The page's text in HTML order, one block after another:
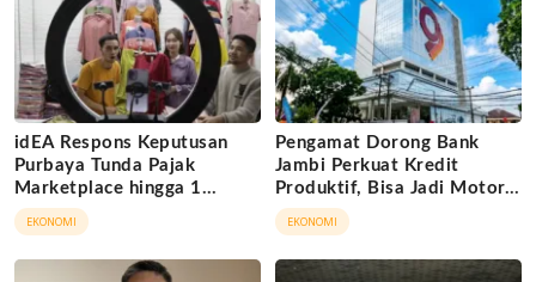
idEA Respons Keputusan
Purbaya Tunda Pajak
Marketplace hingga 1
November 2026
EKONOMI
Pengamat Dorong Bank
Jambi Perkuat Kredit
Produktif, Bisa Jadi Motor
Ekonomi Daerah
EKONOMI